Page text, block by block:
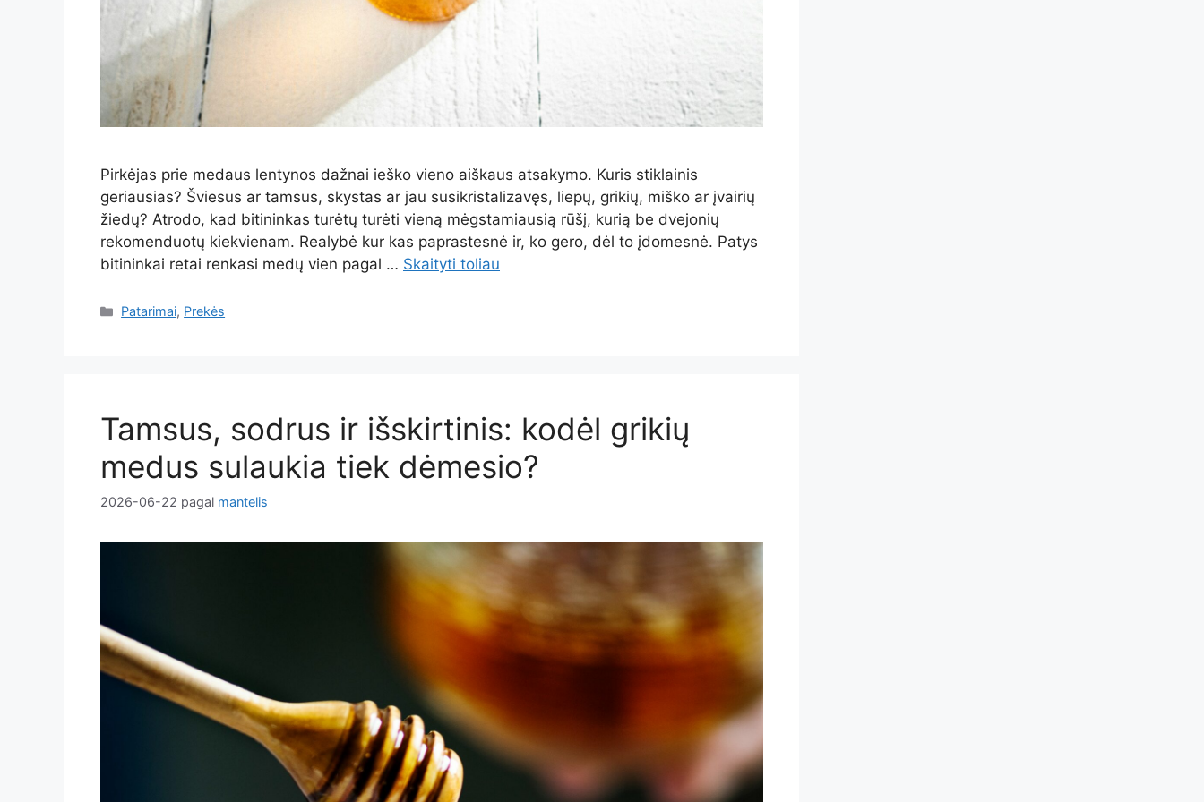
Pirkėjas prie medaus lentynos dažnai ieško vieno aiškaus atsakymo. Kuris stiklainis
geriausias? Šviesus ar tamsus, skystas ar jau susikristalizavęs, liepų, grikių, miško ar įvairių
žiedų? Atrodo, kad bitininkas turėtų turėti vieną mėgstamiausią rūšį, kurią be dvejonių
rekomenduotų kiekvienam. Realybė kur kas paprastesnė ir, ko gero, dėl to įdomesnė. Patys
bitininkai retai renkasi medų vien pagal … Skaityti toliau
Kategorijos
Patarimai, Prekės
Tamsus, sodrus ir išskirtinis: kodėl grikių
medus sulaukia tiek dėmesio?
2026-06-22 pagal mantelis